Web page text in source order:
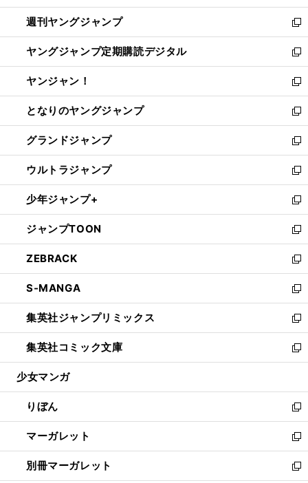
開
く
ウ
で
開
く
ン
ド
ウ
で
開
く
ウ
ィ
ン
ド
ウ
で
開
く
週刊ヤングジャンプ
新
し
い
ウ
ィ
ン
ド
ウ
で
開
く
ヤングジャンプ定期購読デジタル
新
し
い
ウ
ィ
ン
ド
ウ
で
開
く
ヤンジャン！
新
し
い
ウ
ィ
ン
ド
ウ
で
開
く
となりのヤングジャンプ
新
し
い
ウ
ィ
ン
ド
ウ
で
開
く
グランドジャンプ
新
し
い
ウ
ィ
ン
ド
ウ
で
開
く
ウルトラジャンプ
新
し
い
ウ
ィ
ン
ド
ウ
で
開
く
少年ジャンプ+
新
し
い
ウ
ィ
ン
ド
ウ
で
開
く
ジャンプTOON
新
し
い
ウ
ィ
ン
ド
ウ
で
開
ZEBRACK
新
し
い
ウ
ィ
ン
ド
ウ
開
く
S-MANGA
新
し
い
ウ
ィ
ン
ウ
で
開
く
集英社ジャンプリミックス
新
し
い
ウ
ン
ド
ウ
で
開
く
集英社コミック文庫
新
し
ウ
ィ
ン
ド
ウ
で
開
少女マンガ
りぼん
新
し
い
ウ
ィ
マーガレット
新
し
い
別冊マーガレット
新